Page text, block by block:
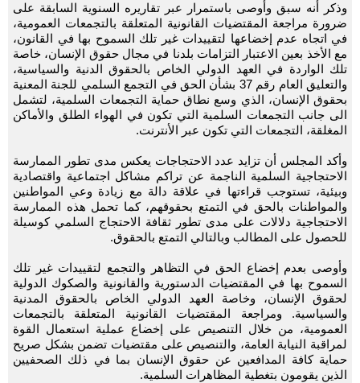
وذكر أنه سبق وأوصى باستمرار عبر تقاريره السنوية السابقة على
ضرورة مراجعة المقتضيات القانونية المتعلقة بالتجمعات العمومية،
في اتجاه عدم إخضاعها لتقييدات غير تلك السموح بها في القانون،
مع الأخذ بعين الاعتبار التزامات بلدنا في مجال حقوق الإنسان، خاصة
تلك الواردة في العهد الدولي الخاص بالحقوق الدنية والسياسية،
والتعليق العام رقم 37 بشأن الحق في التجمع السلمي للجنة المعنية
بحقوق الإنسان، الذي وسع نطاق حماية التجمعات السلمية، لتشمل
الى جانب التجمعات السلمية التي تكون في الهواء الطلق والأماكن
المغلقة، التجمعات التي تكون عبر الأنترنت.
وأكد المجلس أن تزايد عدد الاحتجاجات يعكس مدى تطور الممارسة
الاحتجاجية السلمية الناجمة عن تراكم مشاكل اجتماعية واقتصادية
وبيئية، تستوجب قراءتها في علاقة دالة مع زيادة وعي المواطنين
والمواطنات بالحق في التمتع بحقوقهم، كما تحمل هذه الممارسة
الاحتجاجية دلالات على مدى تطور ثقافة الاحتجاج السلمي كوسيلة
للحصول على المطالب وبالتالي التمتع بالحقوق.
وأوصى بعدم إخضاع الحق في التظاهر والتجمع لتقييدات غير تلك
السموح بها في المقتضيات الدستورية والقانونية والصكوك الدولية
لحقوق الإنسان، وخاصة العهد الدولي الخاص بالحقوق المدنية
والسياسية. ومراجعة المقتضيات القانونية المتعلقة بالتجمعات
العمومية، من خلال التنصيص على إخضاع عملية استعمال القوة
لمراقبة النيابة العامة، والتنصيص على مقتضيات تضمن بشكل صريح
حماية كافة المدافعين عن حقوق الإنسان بما في ذلك الصحفيين
الذين يقومون بتغطية المظاهرات السلمية.